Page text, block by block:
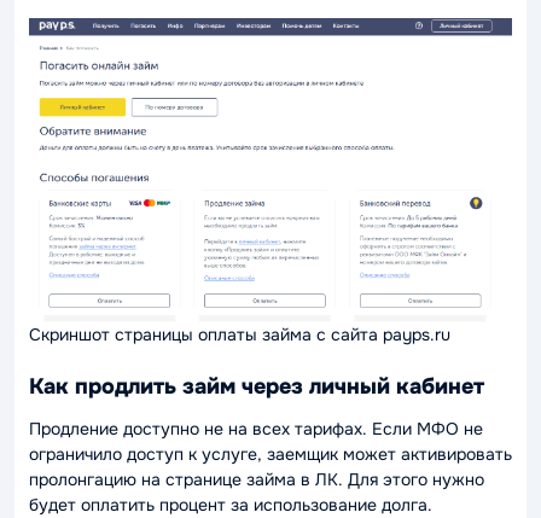
Скриншот страницы оплаты займа с сайта payps.ru
Как продлить займ через личный кабинет
Продление доступно не на всех тарифах. Если МФО не
ограничило доступ к услуге, заемщик может активировать
пролонгацию на странице займа в ЛК. Для этого нужно
будет оплатить процент за использование долга.